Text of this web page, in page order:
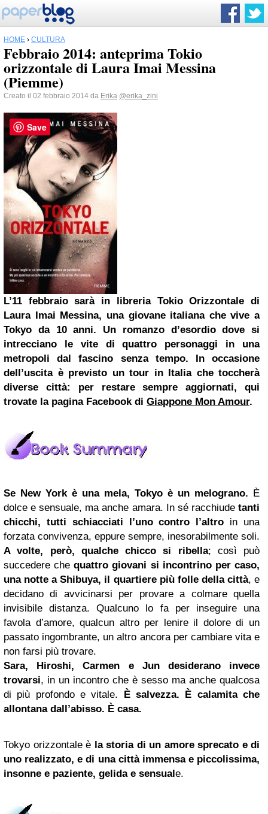
HOME › CULTURA
Febbraio 2014: anteprima Tokio
orizzontale di Laura Imai Messina
(Piemme)
Creato il 02 febbraio 2014 da Erika @erika_zini
L’11 febbraio sarà in libreria Tokio Orizzontale di
Laura Imai Messina, una giovane italiana che vive a
Tokyo da 10 anni. Un romanzo d’esordio dove si
intrecciano le vite di quattro personaggi in una
metropoli dal fascino senza tempo. In occasione
dell’uscita è previsto un tour in Italia che toccherà
diverse città: per restare sempre aggiornati, qui
trovate la pagina Facebookdi Giappone Mon Amour.
Se New York è una mela, Tokyo è un melograno. È
dolce e sensuale, ma anche amara. In sé racchiude tanti
chicchi, tutti schiacciati l’uno contro l’altro in una
forzata convivenza, eppure sempre, inesorabilmente soli.
A volte, però, qualche chicco si ribella; così può
succedere che quattro giovani si incontrino per caso,
una notte a Shibuya, il quartiere più folle della città, e
decidano di avvicinarsi per provare a colmare quella
invisibile distanza. Qualcuno lo fa per inseguire una
favola d’amore, qualcun altro per lenire il dolore di un
passato ingombrante, un altro ancora per cambiare vita e
non farsi più trovare.
Sara, Hiroshi, Carmen e Jun desiderano invece
trovarsi, in un incontro che è sesso ma anche qualcosa
di più profondo e vitale. È salvezza. È calamita che
allontana dall’abisso. È casa.
Tokyo orizzontale è la storia di un amore sprecato e di
uno realizzato, e di una città immensa e piccolissima,
insonne e paziente, gelida e sensuale.
Save